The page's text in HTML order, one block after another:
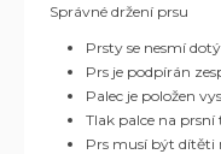
Správné držení prsu
Prsty se nesmí
Prs je podpírán
Palec je položen
Tlak palce na
Prs musí být dítěti